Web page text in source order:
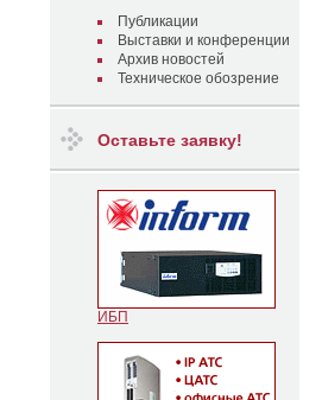
Публикации
Выставки и конференции
Архив новостей
Техническое обозрение
Оставьте заявку!
ИБП